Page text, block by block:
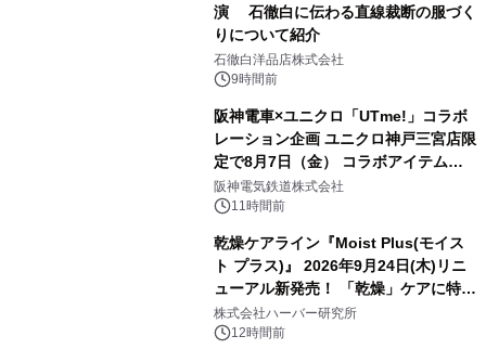
演 石徹白に伝わる直線裁断の服づく
りについて紹介
石徹白洋品店株式会社
9時間前
阪神電車×ユニクロ「UTme!」コラボ
レーション企画 ユニクロ神戸三宮店限
定で8月7日（金） コラボアイテムが
発売決定！
阪神電気鉄道株式会社
11時間前
乾燥ケアライン『Moist Plus(モイス
ト プラス)』 2026年9月24日(木)リニ
ューアル新発売！ 「乾燥」ケアに特化
し、ライン使いで潤いに満ちた肌へ
株式会社ハーバー研究所
12時間前